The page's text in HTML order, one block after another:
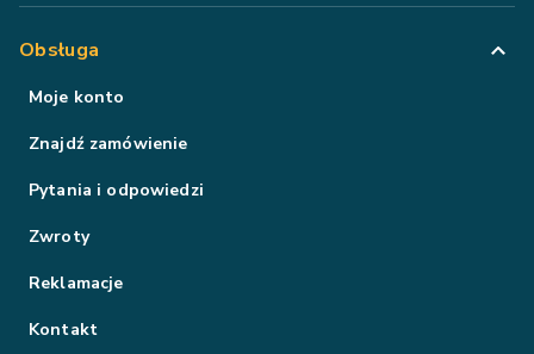
Obsługa
Moje konto
Znajdź zamówienie
Pytania i odpowiedzi
Zwroty
Reklamacje
Kontakt